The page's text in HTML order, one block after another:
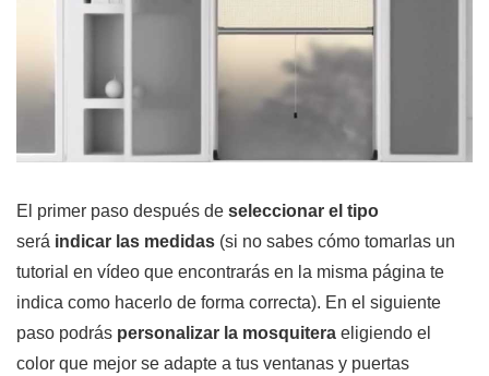
El primer paso después de seleccionar el tipo
será indicar las medidas (si no sabes cómo tomarlas un
tutorial en vídeo que encontrarás en la misma página te
indica como hacerlo de forma correcta). En el siguiente
paso podrás personalizar la mosquitera eligiendo el
color que mejor se adapte a tus ventanas y puertas